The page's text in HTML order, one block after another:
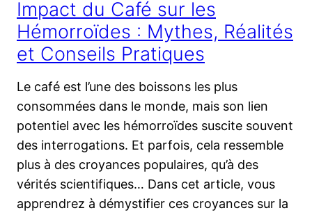
Impact du Café sur les
Hémorroïdes : Mythes, Réalités
et Conseils Pratiques
Le café est l’une des boissons les plus
consommées dans le monde, mais son lien
potentiel avec les hémorroïdes suscite souvent
des interrogations. Et parfois, cela ressemble
plus à des croyances populaires, qu’à des
vérités scientifiques… Dans cet article, vous
apprendrez à démystifier ces croyances sur la